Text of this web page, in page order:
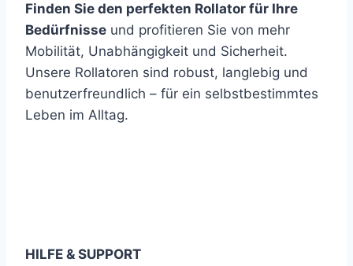
Finden Sie den perfekten Rollator für Ihre
Bedürfnisse und profitieren Sie von mehr
Mobilität, Unabhängigkeit und Sicherheit.
Unsere Rollatoren sind robust, langlebig und
benutzerfreundlich – für ein selbstbestimmtes
Leben im Alltag.
HILFE & SUPPORT